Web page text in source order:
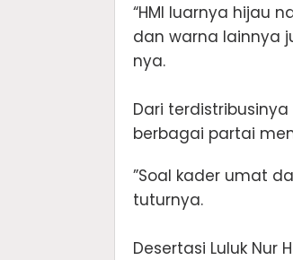
“HMI luarnya hijau
dan warna lainnya
nya.
Dari terdistribusinya
berbagai partai
”Soal kader umat
tuturnya.
Desertasi Luluk